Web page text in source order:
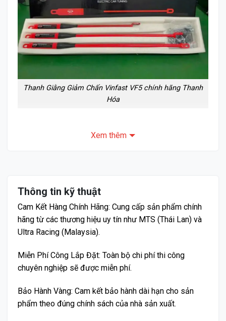
Thanh Giằng Giảm Chấn Vinfast VF5 chính hãng Thanh
Hóa
Giá Bán và Chi tiết Lắp Đặt Thanh giằng
giảm chấn Vinfast VF5
chi phí vô cùng hợp lý:
Giá niêm yết: 5.890.000 VNĐ
Mức giá này đã bao gồm trọn bộ sản phẩm và công
Xem thêm
Thông tin kỹ thuật
Cam Kết Hàng Chính Hãng: Cung cấp sản phẩm chính
hãng từ các thương hiệu uy tín như MTS (Thái Lan) và
Ultra Racing (Malaysia).
Miễn Phí Công Lắp Đặt: Toàn bộ chi phí thi công
chuyên nghiệp sẽ được miễn phí.
Bảo Hành Vàng: Cam kết bảo hành dài hạn cho sản
phẩm theo đúng chính sách của nhà sản xuất.